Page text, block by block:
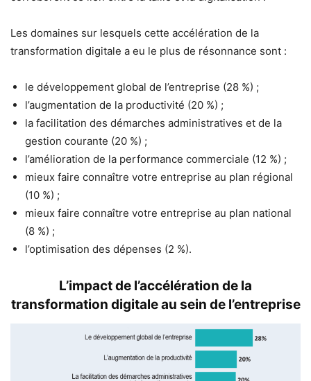
Les domaines sur lesquels cette accélération de la
transformation digitale a eu le plus de résonnance sont :
le développement global de l’entreprise (28 %) ;
l’augmentation de la productivité (20 %) ;
la facilitation des démarches administratives et de la
gestion courante (20 %) ;
l’amélioration de la performance commerciale (12 %) ;
mieux faire connaître votre entreprise au plan régional
(10 %) ;
mieux faire connaître votre entreprise au plan national
(8 %) ;
l’optimisation des dépenses (2 %).
L’impact de l’accélération de la
transformation digitale au sein de l’entreprise